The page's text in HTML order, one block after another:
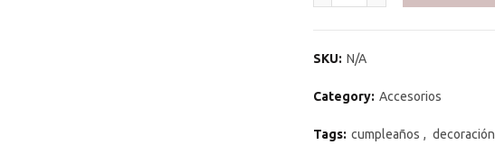
SKU: N/A
Category: Accesorios
Tags: cumpleaños , decoración